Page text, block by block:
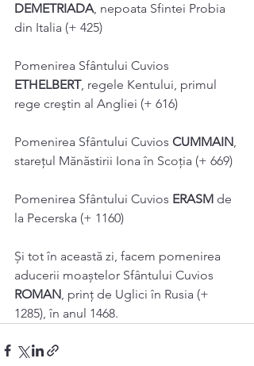
DEMETRIADA, nepoata Sfintei Probia
din Italia (+ 425)
Pomenirea Sfântului Cuvios
ETHELBERT, regele Kentului, primul
rege creştin al Angliei (+ 616)
Pomenirea Sfântului Cuvios CUMMAIN,
stareţul Mănăstirii Iona în Scoția (+ 669)
Pomenirea Sfântului Cuvios ERASM de
la Pecerska (+ 1160)
Și tot în această zi, facem pomenirea
aducerii moaștelor Sfântului Cuvios
ROMAN, prinţ de Uglici în Rusia (+
1285), în anul 1468.